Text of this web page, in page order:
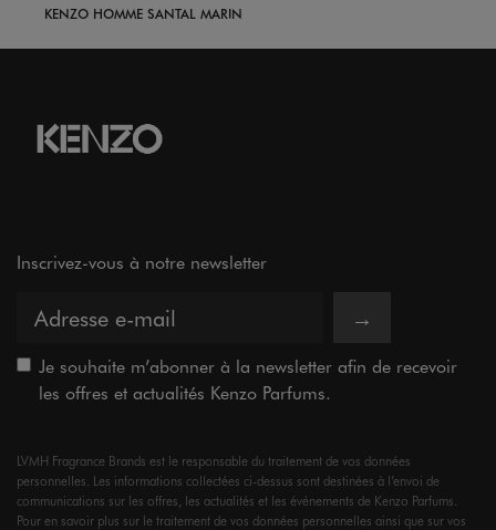
KENZO HOMME SANTAL MARIN
Inscrivez-vous à notre newsletter
→
Je souhaite m’abonner à la newsletter afin de recevoir
les offres et actualités Kenzo Parfums.
LVMH Fragrance Brands est le responsable du traitement de vos données
personnelles. Les informations collectées ci-dessus sont destinées à l’envoi de
communications sur les offres, les actualités et les événements de Kenzo Parfums.
Pour en savoir plus sur le traitement de vos données personnelles ainsi que sur vos